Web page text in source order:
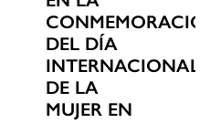
CONMEMORACIÓN
DEL DÍA
INTERNACIONAL
DE LA
MUJER EN